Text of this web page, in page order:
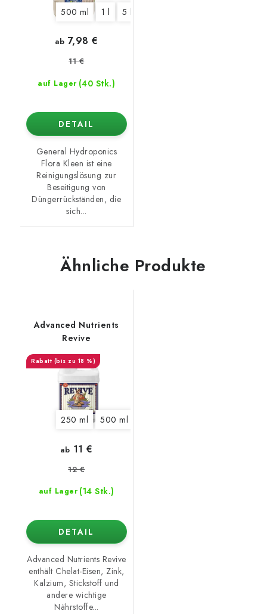
500 ml 1 l 5 l
auf Lager (40 Stk.)
ab 7,98 €
11 €
DETAIL
General Hydroponics
Flora Kleen ist eine
Reinigungslösung zur
Beseitigung von
Düngerrückständen, die
sich...
Ähnliche Produkte
Advanced Nutrients
Revive
(bis zu 18 %)
250 ml 500 ml
auf Lager (14 Stk.)
ab 11 €
12 €
DETAIL
Advanced Nutrients Revive
enthält Chelat-Eisen, Zink,
Kalzium, Stickstoff und
andere wichtige
Nährstoffe...